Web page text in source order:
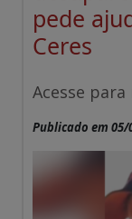
pede
Ceres
Acesse
Publicado em 05/